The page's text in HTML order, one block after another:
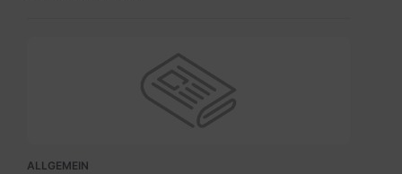
ALLGEMEIN